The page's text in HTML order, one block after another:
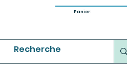
Panier: